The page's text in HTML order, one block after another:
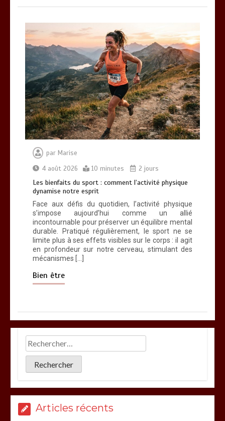
par Marise
4 août 2026
10 minutes 2 jours
Les bienfaits du sport : comment l’activité physique
dynamise notre esprit
Face aux défis du quotidien, l’activité physique
s’impose aujourd’hui comme un allié
incontournable pour préserver un équilibre mental
durable. Pratiqué régulièrement, le sport ne se
limite plus à ses effets visibles sur le corps : il agit
en profondeur sur notre cerveau, stimulant des
mécanismes […]
Bien être
Articles récents